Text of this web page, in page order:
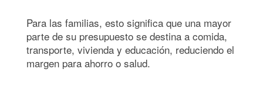
Para las familias, esto significa que una mayor
parte de su presupuesto se destina a comida,
transporte, vivienda y educación, reduciendo el
margen para ahorro o salud.